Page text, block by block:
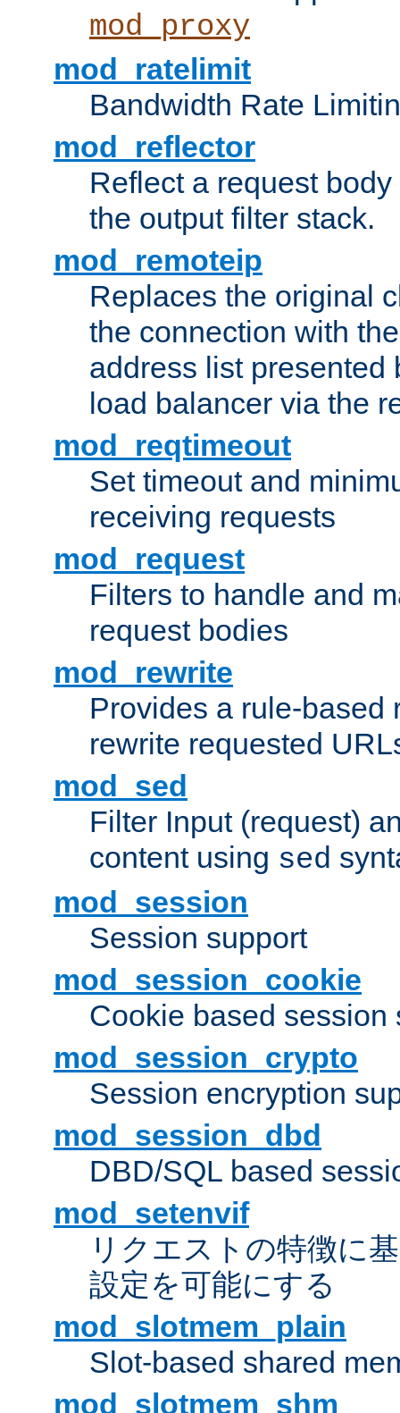
mod_proxy
mod_ratelimit
Bandwidth Rate
mod_reflector
Reflect a request
the output filter stack.
mod_remoteip
Replaces the original
the connection with
address list presented
load balancer via the
mod_reqtimeout
Set timeout and
receiving requests
mod_request
Filters to handle and
request bodies
mod_rewrite
Provides a rule-based
rewrite requested
mod_sed
Filter Input (request)
content using sed
mod_session
Session support
mod_session_cookie
Cookie based session
mod_session_crypto
Session encryption
mod_session_dbd
DBD/SQL based
mod_setenvif
リクエストの特徴に
設定を可能にする
mod_slotmem_plain
Slot-based shared
mod_slotmem_shm